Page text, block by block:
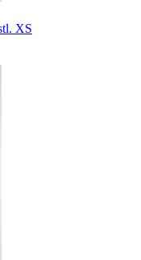
XS